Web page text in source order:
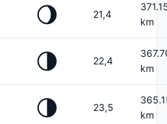
🌖 21,4
km
🌗 22,4
km
🌗 23,5
km